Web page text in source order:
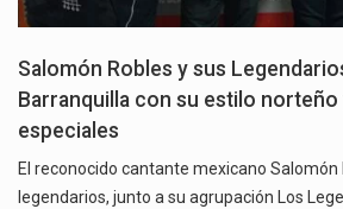
Salomón Robles y sus
Barranquilla con su estilo
especiales
El reconocido cantante mexicano Salomón
legendarios, junto a su agrupación Los